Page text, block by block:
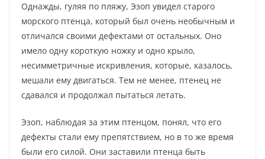
Однажды, гуляя по пляжу, Эзоп увидел старого
морского птенца, который был очень необычным и
отличался своими дефектами от остальных. Оно
имело одну короткую ножку и одно крыло,
несимметричные искривления, которые, казалось,
мешали ему двигаться. Тем не менее, птенец не
сдавался и продолжал пытаться летать.
Эзоп, наблюдая за этим птенцом, понял, что его
дефекты стали ему препятствием, но в то же время
были его силой. Они заставили птенца быть